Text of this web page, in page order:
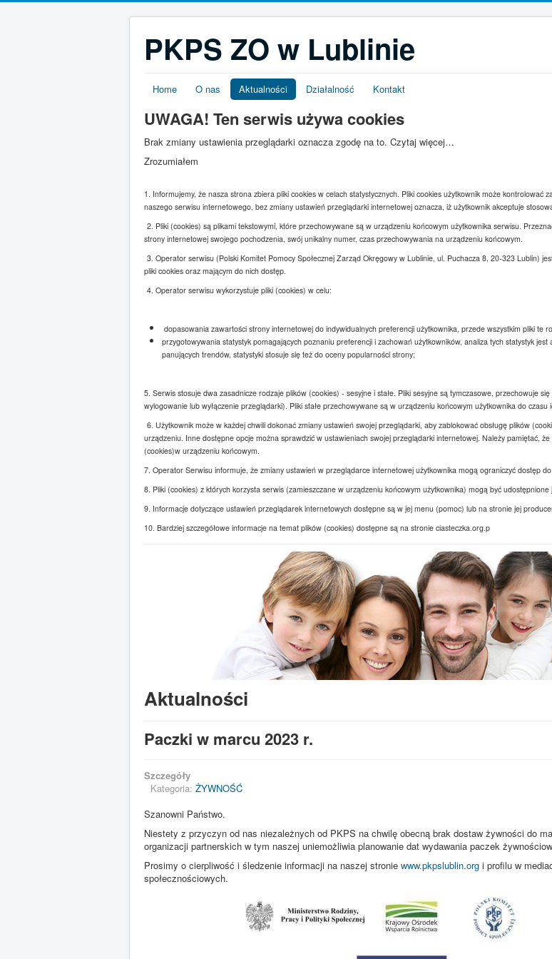
PKPS ZO w Lublinie
Home O nas Aktualności Działalność Kontakt
UWAGA! Ten serwis używa cookies
Brak zmiany ustawienia przeglądarki oznacza zgodę na to. Czytaj więcej…
Zrozumiałem
1. Informujemy, że nasza strona zbiera pliki cookies w celach statystycznych. Pliki cookies użytkownik może
naszego serwisu internetowego, bez zmiany ustawień przeglądarki internetowej oznacza, iż użytkownik akceptuje
2. Pliki (cookies) są plikami tekstowymi, które przechowywane są w urządzeniu końcowym użytkownika serwisu.
strony internetowej swojego pochodzenia, swój unikalny numer, czas przechowywania na urządzeniu końcowym.
3. Operator serwisu (Polski Komitet Pomocy Społecznej Zarząd Okręgowy w Lublinie, ul. Puchacza 8, 20-323 Lublin)
pliki cookies oraz mającym do nich dostęp.
4. Operator serwisu wykorzystuje pliki (cookies) w celu:
dopasowania zawartości strony internetowej do indywidualnych preferencji użytkownika, przede wszystkim pliki te
przygotowywania statystyk pomagających poznaniu preferencji i zachowań użytkowników, analiza tych statystyk
panujących trendów, statystyki stosuje się też do oceny popularności strony;
5. Serwis stosuje dwa zasadnicze rodzaje plików (cookies) - sesyjne i stałe. Pliki sesyjne są tymczasowe, przechowuje
wylogowanie lub wyłączenie przeglądarki). Pliki stałe przechowywane są w urządzeniu końcowym użytkownika do
6. Użytkownik może w każdej chwili dokonać zmiany ustawień swojej przeglądarki, aby zablokować obsługę plików
urządzeniu. Inne dostępne opcje można sprawdzić w ustawieniach swojej przeglądarki internetowej. Należy pamiętać,
(cookies)w urządzeniu końcowym.
7. Operator Serwisu informuje, że zmiany ustawień w przeglądarce internetowej użytkownika mogą ograniczyć dostęp
8. Pliki (cookies) z których korzysta serwis (zamieszczane w urządzeniu końcowym użytkownika) mogą być
9. Informacje dotyczące ustawień przeglądarek internetowych dostępne są w jej menu (pomoc) lub na stronie jej
10. Bardziej szczegółowe informacje na temat plików (cookies) dostępne są na stronie ciasteczka.org.p
Aktualności
Paczki w marcu 2023 r.
Szczegóły
Kategoria: ŻYWNOŚĆ
Szanowni Państwo.
Niestety z przyczyn od nas niezależnych od PKPS na chwilę obecną brak dostaw żywności do
organizacji partnerskich w tym naszej uniemożliwia planowanie dat wydawania paczek
Prosimy o cierpliwość i śledzenie informacji na naszej stronie www.pkpslublin.org i profilu w
społecznościowych.